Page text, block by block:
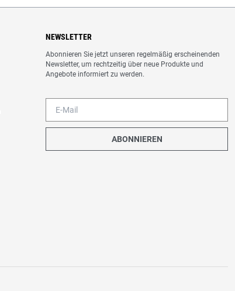
NEWSLETTER
Abonnieren Sie jetzt unseren regelmäßig erscheinenden
Newsletter, um rechtzeitig über neue Produkte und
Angebote informiert zu werden.
ABONNIEREN